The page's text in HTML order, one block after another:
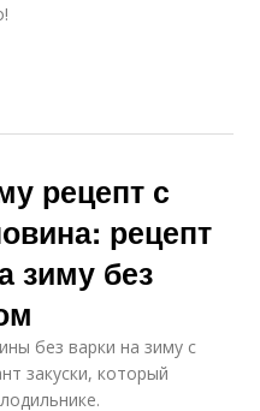
рецепт с
рецепт
зиму без
без варки на зиму с
закуски, который